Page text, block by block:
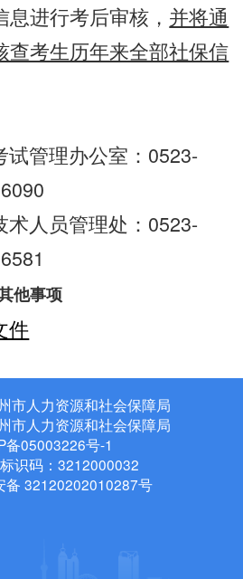
进行考后审核， 并将通
查考生历年来全部社保信
试管理办公室：0523-
术人员管理处：0523-
他事项
件
市人力资源和社会保障局
市人力资源和社会保障局
备05003226号-1
识码：3212000032
备 32120202010287号